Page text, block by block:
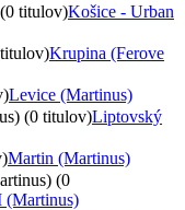
titulov)Košice - Urban
Krupina (Ferove
Levice (Martinus)
(0 titulov)Liptovský
Martin (Martinus)
(0
(Martinus)